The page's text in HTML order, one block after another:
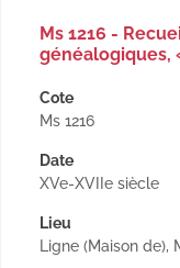
Ms 1216 -
généalogiques,
Cote
Ms 1216
Date
XVe-XVIIe siècle
Lieu
Ligne (Maison de),